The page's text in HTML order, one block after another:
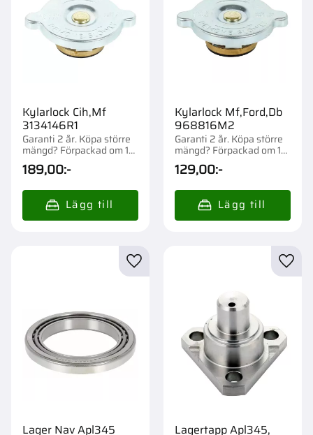
Kylarlock Cih,Mf
3134146R1
Garanti 2 år. Köpa större
mängd? Förpackad om 1
st.
189,00:-
Kylarlock Mf,Ford,Db
968816M2
Garanti 2 år. Köpa större
mängd? Förpackad om 1
st.
129,00:-
Lager Nav Apl345
Lägg till i favoriter
Lagertapp Apl345,